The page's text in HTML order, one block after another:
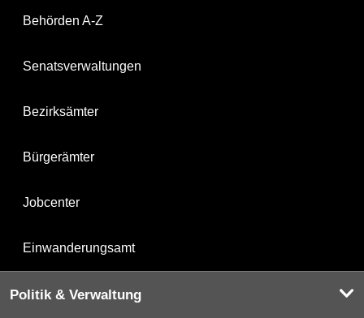
Behörden A-Z
Senatsverwaltungen
Bezirksämter
Bürgerämter
Jobcenter
Einwanderungsamt
Politik & Verwaltung